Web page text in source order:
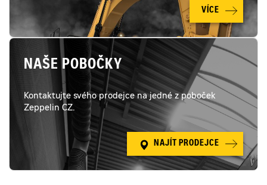
VÍCE
NAŠE POBOČKY
Kontaktujte svého prodejce na jedné z poboček
Zeppelin CZ.
NAJÍT PRODEJCE